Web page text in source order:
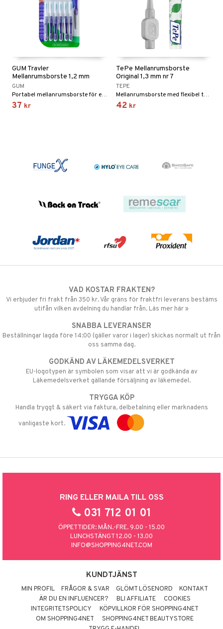
GUM Travler
Mellanrumsborste 1,2 mm
GUM
Portabel mellanrumsborste för effektiv rengöring mellan tänderna.
37 kr
TePe Mellanrumsborste
Original 1,3 mm nr 7
TEPE
Mellanrumsborste med flexibel topp. 1,3 mm.
42 kr
VAD KOSTAR FRAKTEN?
Vi erbjuder fri frakt från 350 kr. Vår gräns för fraktfri leverans bestäms
utifån vilken avdelning du handlar från. Läs mer här »
SNABBA LEVERANSER
Beställningar lagda före 14:00 (gäller varor i lager) skickas normalt ut från
oss samma dag.
GODKÄND AV LÄKEMEDELSVERKET
EU-logotypen är symbolen som visar att vi är godkända av
Läkemedelsverket gällande försäljning av läkemedel.
TRYGGA KÖP
Handla tryggt & säkert via faktura, delbetalning eller marknadens
vanligaste kort.
RING ELLER MAILA TILL OSS
031 712 01 01
ÖPPETTIDER: MÅN.-FRE. 9.00 - 15.00
LUNCHSTÄNGT 12.00 - 13.00
INFO@SHOPPING4NET.COM
KUNDTJÄNST
MIN PROFIL FRÅGOR & SVAR GLÖMT LÖSENORD
KONTAKT
ÄR DU EN INFLUENCER?
BLI AFFILIATE
COOKIES
INTEGRITETSPOLICY
KÖPVILLKOR FÖR SHOPPING4NET
OM SHOPPING4NET
SHOPPING4NET BEAUTYSTORE